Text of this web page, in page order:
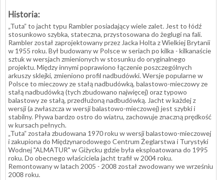
Historia:
„Tuta” to jacht typu Rambler posiadający wiele zalet. Jest to łódź
stosunkowo szybka, stateczna, przystosowana do żeglugi na fali.
Rambler został zaprojektowany przez Jacka Holta z Wielkiej Brytanii
w 1955 roku. Był budowany w Polsce w seriach po kilka - kilkanaście
sztuk w wersjach zmienionych w stosunku do oryginalnego
projektu. Między innymi poprawiono łączenie poszczególnych
arkuszy sklejki, zmieniono profil nadbudówki. Wersje popularne w
Polsce to mieczowy ze stałą nadbudówką, balastowo-mieczowy ze
stałą nadbudówką (tych zbudowano najwięcej) oraz typowo
balastowy ze stałą, przedłużoną nadbudówką. Jacht w każdej z
wersji (a zwłaszcza w wersji balastowo-mieczowej) jest szybki i
stabilny. Pływa bardzo ostro do wiatru, zachowuje znaczną prędkość
w kursach pełnych.
„Tuta” została zbudowana 1970 roku w wersji balastowo-mieczowej
i zakupiona do Międzynarodowego Centrum Żeglarstwa i Turystyki
Wodnej "ALMATUR" w Giżycku gdzie była eksploatowana do 1995
roku. Do obecnego właściciela jacht trafił w 2004 roku.
Remontowany w latach 2005 - 2008 został zwodowany we wrześniu
2008 roku.